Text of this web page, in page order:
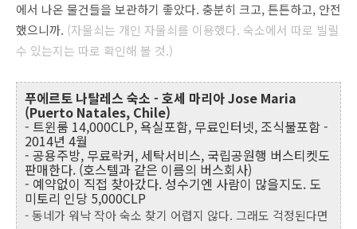
에서 나온 물건들을 보관하기 좋았다. 충분히 크고, 튼튼하고, 안전
했으니까. (자물쇠는 개인 자물쇠를 이용했다. 숙소에서 따로 빌릴
수 있는지는 따로 확인해 볼 것.)
푸에르토 나탈레스 숙소 - 호세 마리아 Jose Maria
(Puerto Natales, Chile)
- 트윈룸 14,000CLP, 욕실포함, 무료인터넷, 조식불포함 -
2014년 4월
- 공용주방, 무료락커, 세탁서비스, 국립공원행 버스티켓도
판매한다. (호스텔과 같은 이름의 버스회사)
- 예약없이 직접 찾아갔다. 성수기엔 사람이 많을지도. 도
미토리 인당 5,000CLP
- 동네가 워낙 작아 숙소 찾기 어렵지 않다. 그래도 걱정된다면